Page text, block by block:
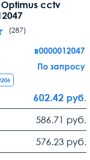
Optimus cctv
(287)
в0000012047
По запросу
602.42 руб.
586.71 руб.
576.23 руб.